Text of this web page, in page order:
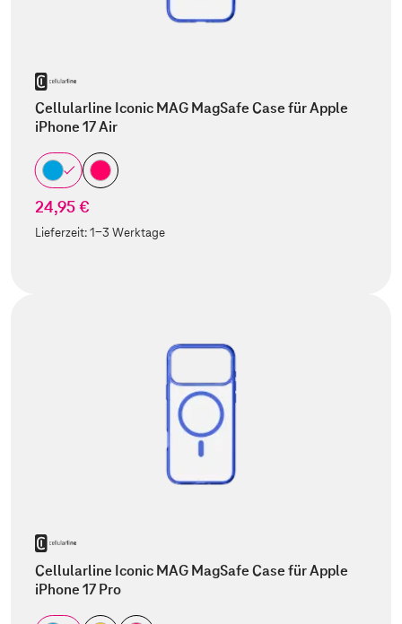
Cellularline Iconic MAG MagSafe Case für Apple
iPhone 17 Air
24,95 €
Lieferzeit:1-3 Werktage
Cellularline Iconic MAG MagSafe Case für Apple
iPhone 17 Pro